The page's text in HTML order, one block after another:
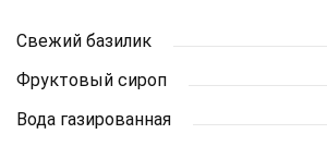
Свежий базилик
Фруктовый сироп
Вода газированная